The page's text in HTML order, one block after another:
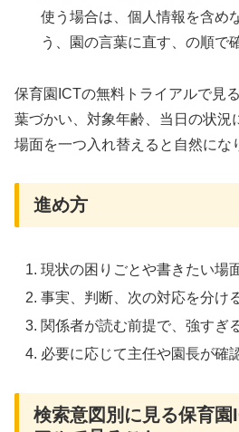
使う場合は、個人情報を含め
う、園の言葉に直す、の順で
保育園ICTの無料トライアルで見
葉づかい、対象年齢、当日の状況
場面を一つ入れ替えると自然にな
進め方
現状の困りごとや書きたい場
事実、判断、次の対応を分け
関係者が読む前提で、強すぎ
必要に応じて主任や園長が確
検索意図別に見る保育園